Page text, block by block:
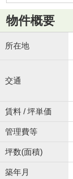
物件概要
所在地
交通
賃料 / 坪単価
管理費等
坪数(面積)
築年月